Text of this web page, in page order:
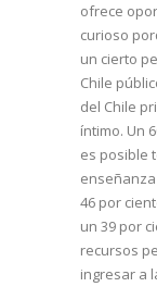
ofrece
curioso
un cierto
Chile
del Chile
íntimo. Un
es posible
46 por
un 39 por
recursos
ingresar a